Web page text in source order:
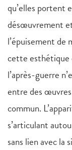
qu’elles portent
désœuvrement
l’épuisement de
cette esthétique
l’après-guerre
entre des
commun.
s’articulant
sans lien avec